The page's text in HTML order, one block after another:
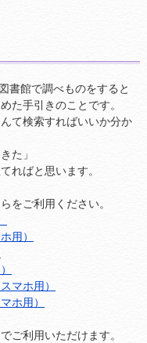
書館で調べものをすると
た手引きのことです。
て検索すればいいか分か
た」
ればと思います。
をご利用ください。
用）
マホ用）
ホ用）
ご利用いただけます。